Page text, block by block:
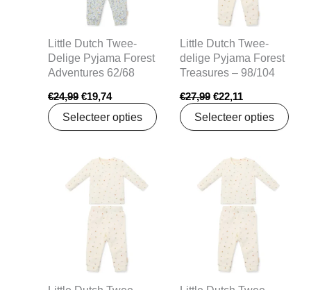
Little Dutch Twee-
Delige Pyjama Forest
Adventures 62/68
€24,99 €19,74
Selecteer opties
Little Dutch Twee-
delige Pyjama Forest
Treasures – 98/104
€27,99 €22,11
Selecteer opties
Oorspronkelijke
prijs
was:
€27,99.
Huidige
prijs
is:
€22,11.
Oorspronkelijke
prijs
was:
€27,99.
Huidige
prijs
is:
€22,11.